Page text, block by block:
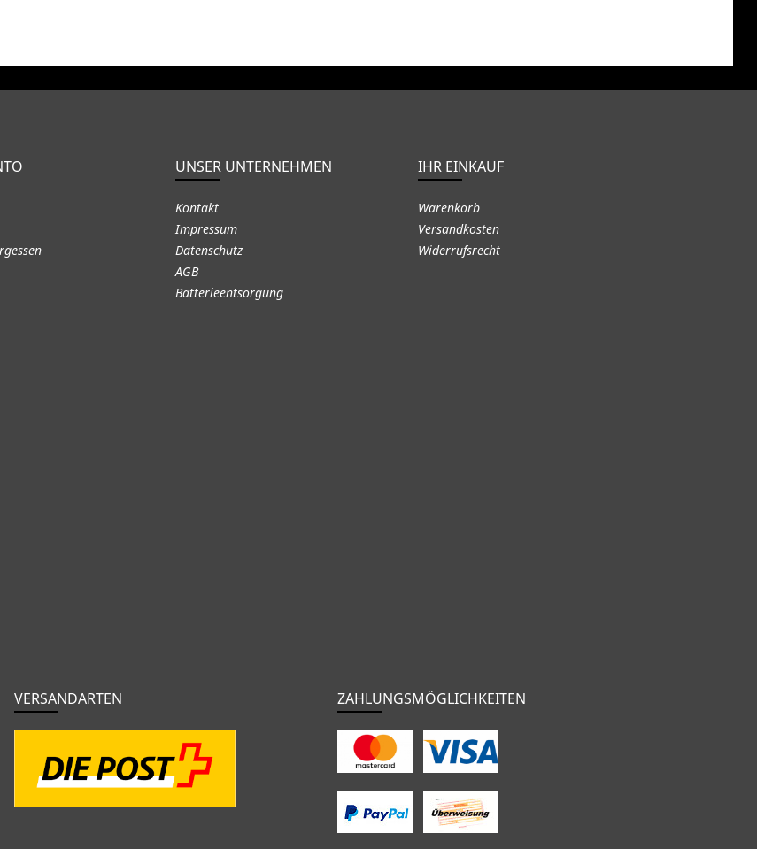
UNSER UNTERNEHMEN
Kontakt
Impressum
Datenschutz
AGB
Batterieentsorgung
IHR EINKAUF
Warenkorb
Versandkosten
Widerrufsrecht
VERSANDARTEN ZAHLUNGSMÖGLICHKEITEN